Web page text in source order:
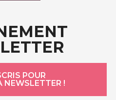
POUR
NEWSLETTER !